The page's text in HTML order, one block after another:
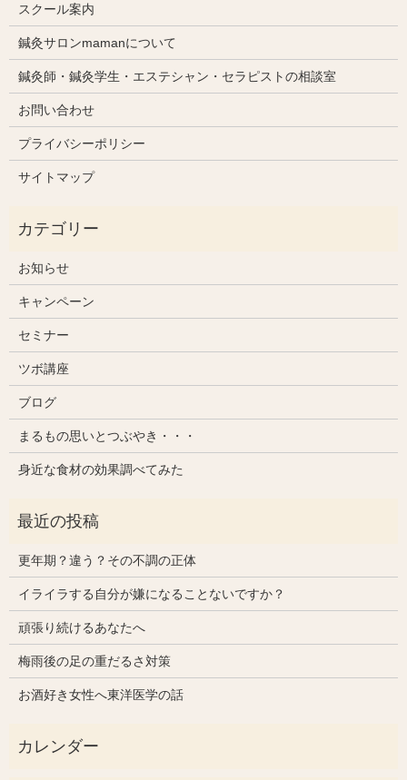
スクール案内
鍼灸サロンmamanについて
鍼灸師・鍼灸学生・エステシャン・セラピストの相談室
お問い合わせ
プライバシーポリシー
サイトマップ
お知らせ
キャンペーン
セミナー
ツボ講座
ブログ
まるもの思いとつぶやき・・・
身近な食材の効果調べてみた
更年期？違う？その不調の正体
イライラする自分が嫌になることないですか？
頑張り続けるあなたへ
梅雨後の足の重だるさ対策
お酒好き女性へ東洋医学の話